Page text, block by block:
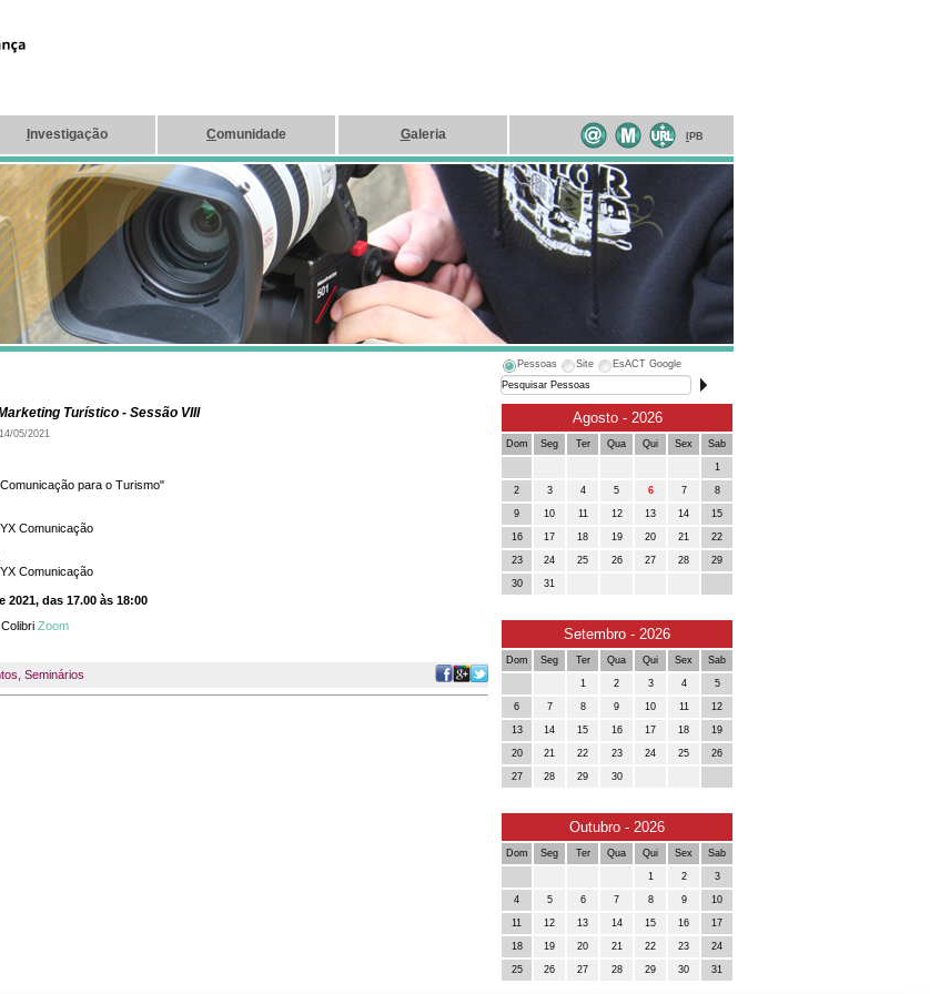
nvestigação Comunidade Galeria PB
Pessoas Site EsACT Google
Turístico - Sessão VIII
05/2021
para o Turismo"
Comunicação
Comunicação
2021, das 17.00 às 18:00
Zoom
Seminários
Agosto - 2026
Dom Seg Ter Qua Qui Sex Sab
1
2 3 4 5 6 7 8
9 10 11 12 13 14 15
16 17 18 19 20 21 22
23 24 25 26 27 28 29
30 31
Setembro - 2026
Dom Seg Ter Qua Qui Sex Sab
1 2 3 4 5
6 7 8 9 10 11 12
13 14 15 16 17 18 19
20 21 22 23 24 25 26
27 28 29 30
Outubro - 2026
Dom Seg Ter Qua Qui Sex Sab
1 2 3
4 5 6 7 8 9 10
11 12 13 14 15 16 17
18 19 20 21 22 23 24
25 26 27 28 29 30 31